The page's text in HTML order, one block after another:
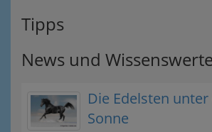
Tipps
News und
Die Edelsten
Sonne